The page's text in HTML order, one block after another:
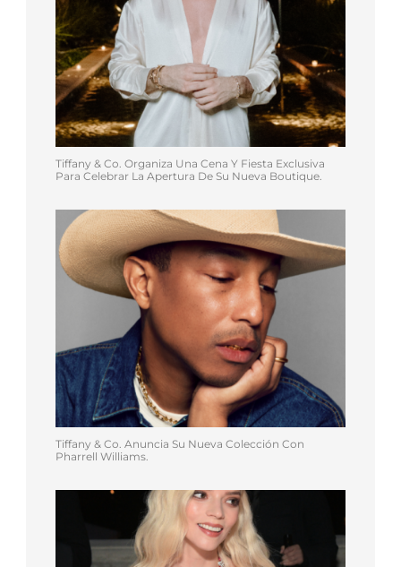
Tiffany & Co. Organiza Una Cena Y Fiesta Exclusiva
Para Celebrar La Apertura De Su Nueva Boutique.
Tiffany & Co. Anuncia Su Nueva Colección Con
Pharrell Williams.